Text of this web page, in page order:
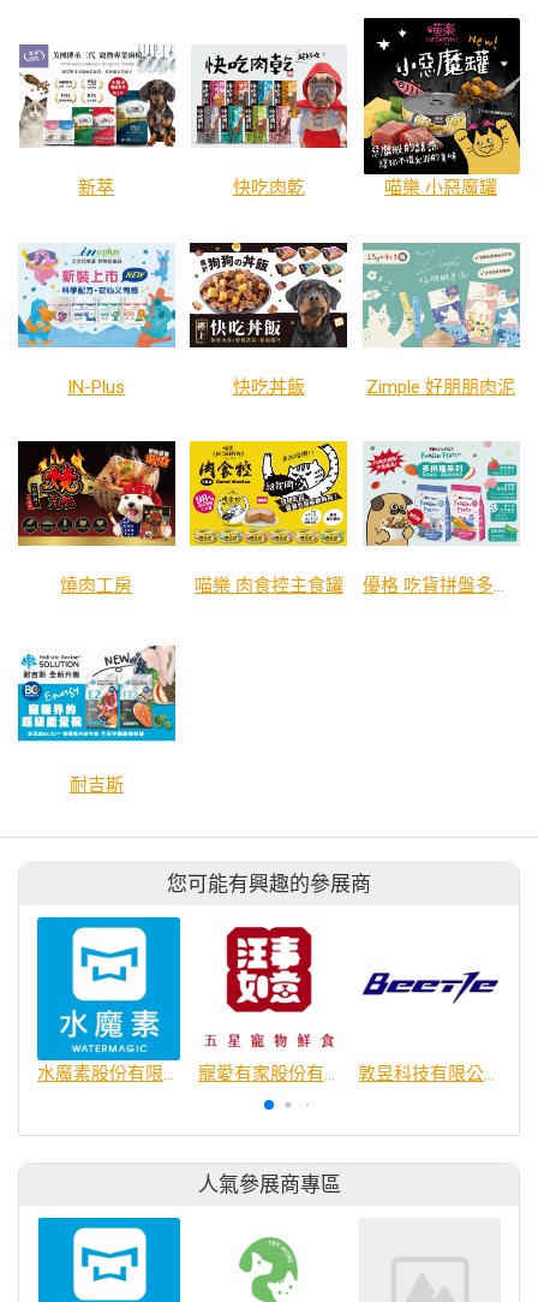
新萃 快吃肉乾 喵樂 小惡魔罐
IN-Plus 快吃丼飯 Zimple 好朋朋肉泥
燒肉工房 喵樂 肉食控主食罐 優格 吃貨拼盤多拼糧 系列
耐吉斯
您可能有興趣的參展商
水魔素股份有限公司 寵愛有家股份有限公司 敦昱科技有限公司
人氣參展商專區